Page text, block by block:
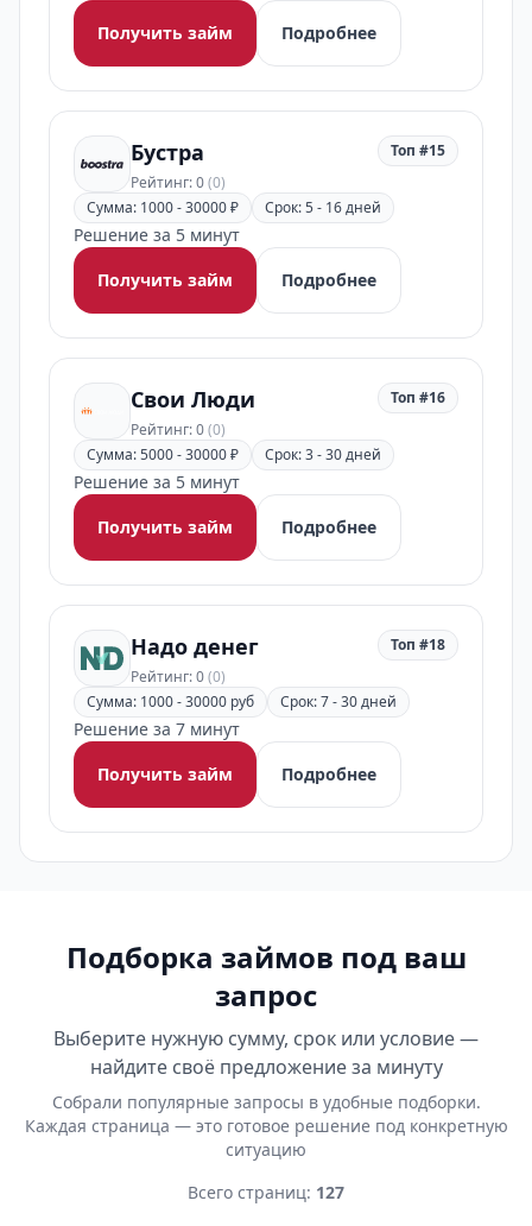
Получить займ
Подробнее
Бустра
Рейтинг: 0(0)
Топ #15
Сумма: 1000 - 30000 ₽ Срок: 5 - 16 дней
Решение за 5 минут
Получить займ
Подробнее
Свои Люди
Рейтинг: 0(0)
Топ #16
Сумма: 5000 - 30000 ₽ Срок: 3 - 30 дней
Решение за 5 минут
Получить займ
Подробнее
Надо денег
Рейтинг: 0(0)
Топ #18
Сумма: 1000 - 30000 руб Срок: 7 - 30 дней
Решение за 7 минут
Получить займ
Подробнее
Подборка займов под ваш
запрос
Выберите нужную сумму, срок или условие —
найдите своё предложение за минуту
Собрали популярные запросы в удобные подборки.
Каждая страница — это готовое решение под конкретную
ситуацию
Всего страниц: 127